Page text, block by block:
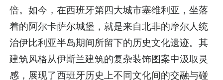
倍。如今，在西班牙第四大城市塞维利亚，坐落
着的阿尔卡萨尔城堡，就是来自北非的摩尔人统
治伊比利亚半岛期间所留下的历史文化遗迹。其
建筑风格从伊斯兰建筑的复杂装饰图案中汲取灵
感，展现了西班牙历史上不同文化间的交融与碰